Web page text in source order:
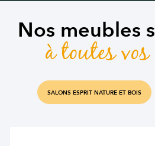
Nos meubles
à toutes
SALONS ESPRIT NATURE ET BOIS